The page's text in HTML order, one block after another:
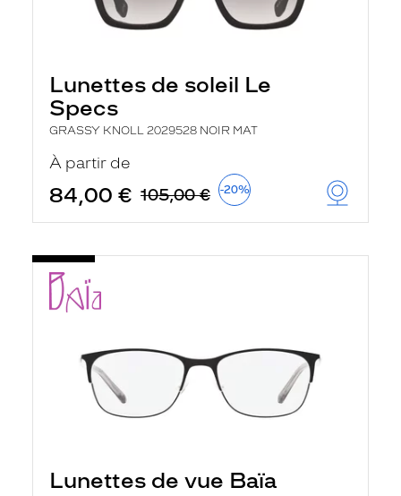
Lunettes de soleil Le
Specs
GRASSY KNOLL 2029528 NOIR MAT
À partir de
84,00 € 105,00 € -20%
Lunettes de vue Baïa